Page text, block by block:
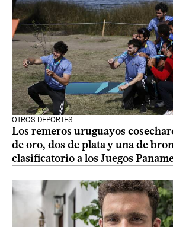
OTROS DEPORTES
Los remeros uruguayos
de oro, dos de plata y una de
clasificatorio a los Juegos